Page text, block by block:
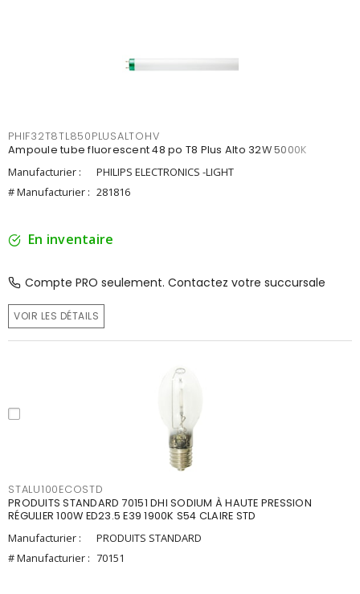
PHIF32T8TL850PLUSALTOHV
Ampoule tube fluorescent 48 po T8 Plus Alto 32W 5000K
Manufacturier :
PHILIPS ELECTRONICS -LIGHT
# Manufacturier : 281816
En inventaire
Compte PRO seulement. Contactez votre succursale
VOIR LES DÉTAILS
STALU100ECOSTD
PRODUITS STANDARD 70151 DHI SODIUM À HAUTE PRESSION
RÉGULIER 100W ED23.5 E39 1900K S54 CLAIRE STD
Manufacturier :
PRODUITS STANDARD
# Manufacturier : 70151